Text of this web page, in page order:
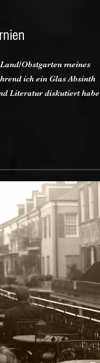
Obstgarten meines
ich ein Glas Absinth
Literatur diskutiert habe